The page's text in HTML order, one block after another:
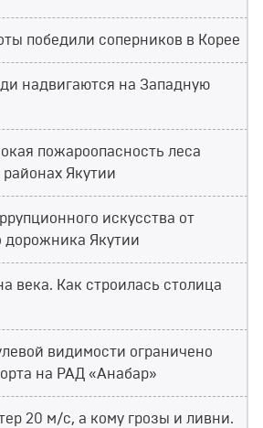
победили соперников в Корее
надвигаются на Западную
пожароопасность леса
Якутии
искусства от
дорожника Якутии
века. Как строилась столица
видимости ограничено
на РАД «Анабар»
20 м/с, а кому грозы и ливни.